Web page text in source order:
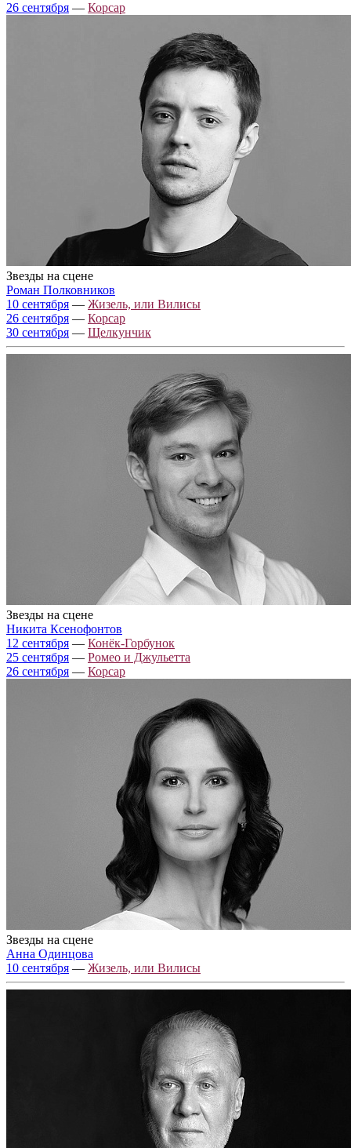
26 сентября — Корсар
Звезды на сцене
Роман Полковников
10 сентября — Жизель, или Вилисы
26 сентября — Корсар
30 сентября — Щелкунчик
Звезды на сцене
Никита Ксенофонтов
12 сентября — Конёк-Горбунок
25 сентября — Ромео и Джульетта
26 сентября — Корсар
Звезды на сцене
Анна Одинцова
10 сентября — Жизель, или Вилисы